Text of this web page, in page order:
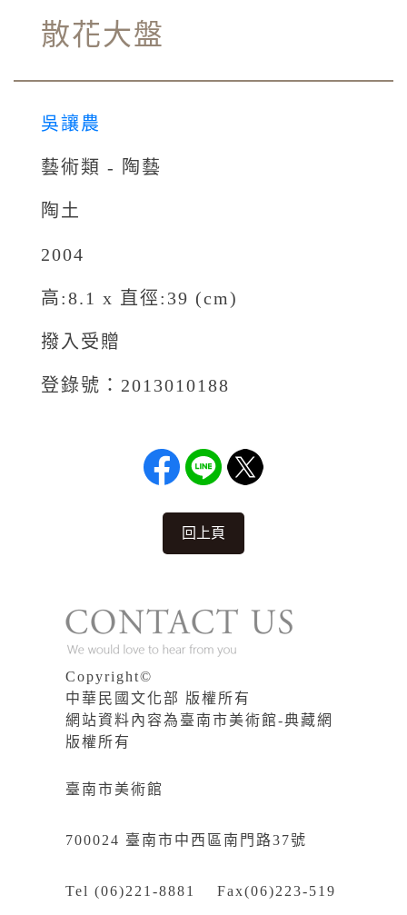
散花大盤
吳讓農
藝術類 - 陶藝
陶土
2004
高:8.1 x 直徑:39 (cm)
撥入受贈
登錄號：2013010188
回上頁
Copyright©
中華民國文化部 版權所有
網站資料內容為臺南市美術館-典藏網
版權所有
臺南市美術館
700024 臺南市中西區南門路37號
Tel (06)221-8881 Fax(06)223-519